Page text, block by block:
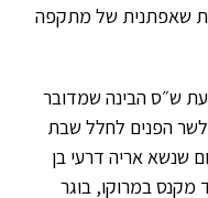
שאפתנית של מתקפה
ש״ס הבינה שמדובר
לשר הפנים לחלל שבת
שנשא אריה דרעי בן
מקנס במרוקו, בוגר